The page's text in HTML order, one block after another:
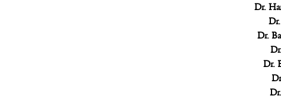
Dr.
Dr.
Dr.